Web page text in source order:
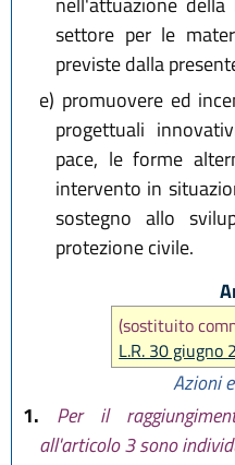
settore per le
previste dalla
e) promuovere ed
progettuali
pace, le forme
intervento in
sostegno allo
protezione civile.
(sostituito
L.R. 30 giugno
Azioni
1.
Per il
all'articolo 3 sono